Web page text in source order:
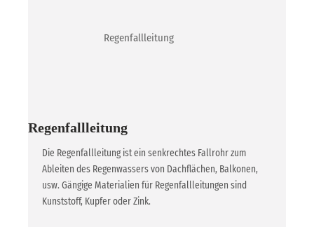
Regenfallleitung
Die Regenfallleitung ist ein senkrechtes Fallrohr zum
Ableiten des Regenwassers von Dachflächen, Balkonen,
usw. Gängige Materialien für Regenfallleitungen sind
Kunststoff, Kupfer oder Zink.